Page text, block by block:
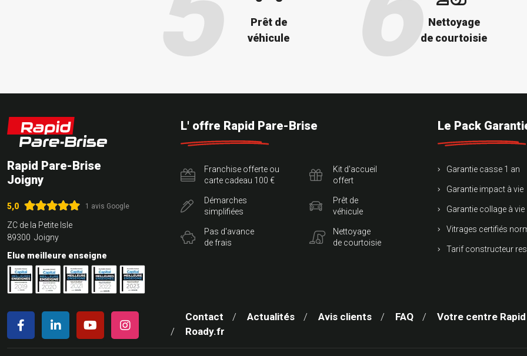
Prêt de
véhicule
Nettoyage
de courtoisie
Rapid Pare-Brise
Joigny
5,0 1 avis Google
ZC de la Petite Isle
89300 Joigny
Elue meilleure enseigne
L' offre Rapid Pare-Brise
Franchise offerte ou
carte cadeau 100 €
Démarches
simplifiées
Pas d'avance
de frais
Kit d'accueil
offert
Prêt de
véhicule
Nettoyage
de courtoisie
Le Pack
Garantie casse 1 an
Garantie impact à vie
Garantie collage à vie
Vitrages certifiés
Tarif constructeur
Contact Actualités Avis clients FAQ
Votre centre
Roady.fr